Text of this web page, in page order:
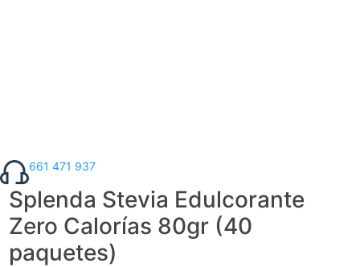
661 471 937
Splenda Stevia Edulcorante
Zero Calorías 80gr (40
paquetes)